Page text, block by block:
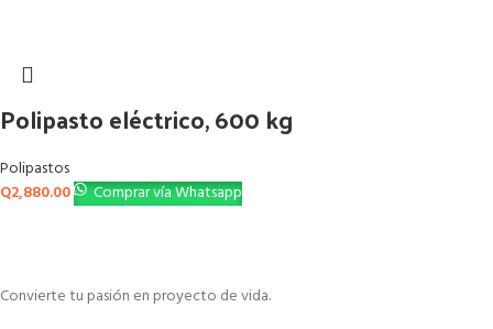
Polipasto eléctrico, 600 kg
Polipastos
Q2,880.00 Comprar vía Whatsapp
Convierte tu pasión en proyecto de vida.